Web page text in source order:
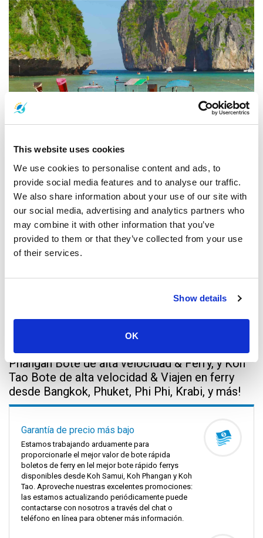
This website uses cookies
We use cookies to personalise content and ads, to
provide social media features and to analyse our traffic.
We also share information about your use of our site with
our social media, advertising and analytics partners who
may combine it with other information that you’ve
provided to them or that they’ve collected from your use
of their services.
Show details
OK
Casa de increíbles playas
Perla del Andaman
Koh Samui Bote de alta velocidad & Ferry, Koh
Phangan Bote de alta velocidad & Ferry, y Koh
Tao Bote de alta velocidad & Viajen en ferry
desde Bangkok, Phuket, Phi Phi, Krabi, y más!
Garantía de precio más bajo
Estamos trabajando arduamente para
proporcionarle el mejor valor de bote rápida
boletos de ferry en lel mejor bote rápido ferrys
disponibles desde Koh Samui, Koh Phangan y Koh
Tao. Aproveche nuestras excelentes promociones:
las estamos actualizando periódicamente puede
contactarse con nosotros a través del chat o
teléfono en línea para obtener más información.